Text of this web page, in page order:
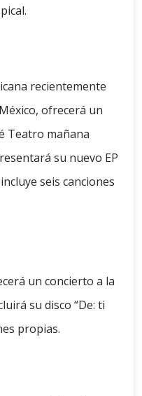
recientemente
ofrecerá un
Teatro mañana
su nuevo EP
seis canciones
un concierto a la
su disco “De: ti
propias.